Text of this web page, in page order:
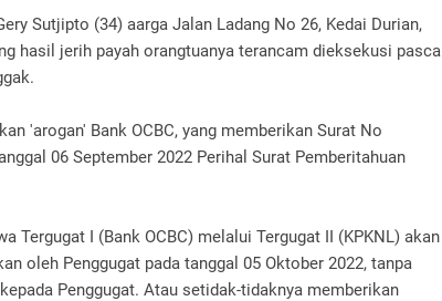
Sutjipto (34) aarga Jalan Ladang No 26, Kedai Durian,
hasil jerih payah orangtuanya terancam dieksekusi pasca
'arogan' Bank OCBC, yang memberikan Surat No
06 September 2022 Perihal Surat Pemberitahuan
Tergugat I (Bank OCBC) melalui Tergugat II (KPKNL) akan
oleh Penggugat pada tanggal 05 Oktober 2022, tanpa
Penggugat. Atau setidak-tidaknya memberikan